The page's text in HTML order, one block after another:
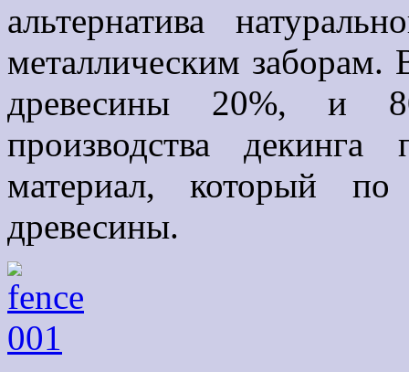
альтернатива
металлическим
древесины 20%, и
производства декинга
материал, который
древесины.